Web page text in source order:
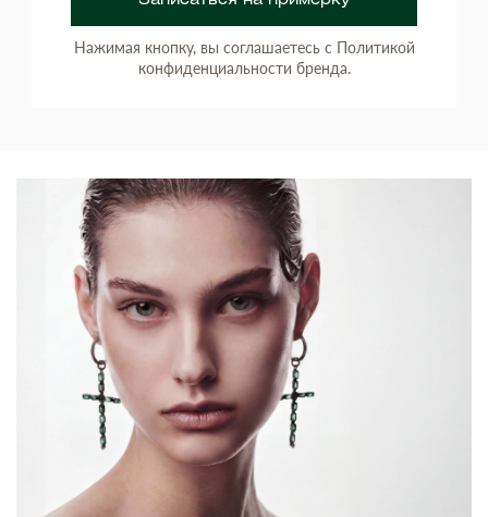
Нажимая кнопку, вы соглашаетесь с Политикой
конфиденциальности бренда.